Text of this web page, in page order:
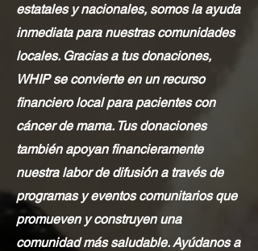
estatales y nacionales, somos la ayuda
inmediata para nuestras comunidades
locales. Gracias a tus donaciones,
WHIP se convierte en un recurso
financiero local para pacientes con
cáncer de mama. Tus donaciones
también apoyan financieramente
nuestra labor de difusión a través de
programas y eventos comunitarios que
promueven y construyen una
comunidad más saludable. Ayúdanos a